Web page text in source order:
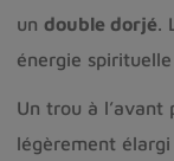
un double dorjé.
énergie
Un trou à l’avant
légèrement